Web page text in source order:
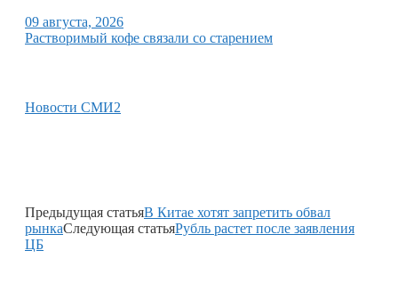
09 августа, 2026
Растворимый кофе связали со старением
Новости СМИ2
Предыдущая статьяВ Китае хотят запретить обвал
рынкаСледующая статьяРубль растет после заявления
ЦБ